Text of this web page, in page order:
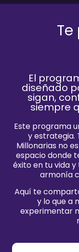
El
diseñado
sigan,
siempre
Este programa
y estrategia.
Millonarias no
espacio donde
éxito en tu vida
armonía
Aquí te
y lo que a
experimentar